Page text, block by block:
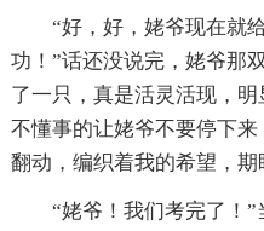
“好，好，姥爷现在就
功！”话还没说完，姥爷那
了一只，真是活灵活现，
不懂事的让姥爷不要停下
翻动，编织着我的希望，期
“姥爷！我们考完了！